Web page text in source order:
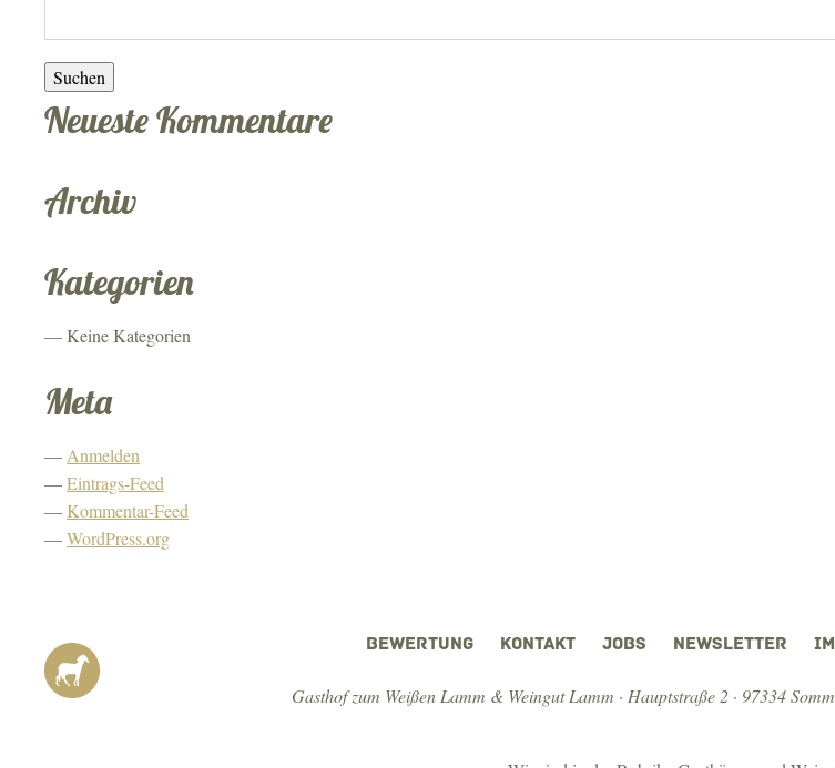
Neueste Kommentare
Archiv
Kategorien
Keine Kategorien
Meta
Anmelden
Eintrags-Feed
Kommentar-Feed
WordPress.org
BEWERTUNG KONTAKT JOBS NEWSLETTER
Gasthof zum Weißen Lamm & Weingut Lamm · Hauptstraße 2 · 97334